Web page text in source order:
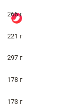
266 г
221 г
297 г
178 г
173 г